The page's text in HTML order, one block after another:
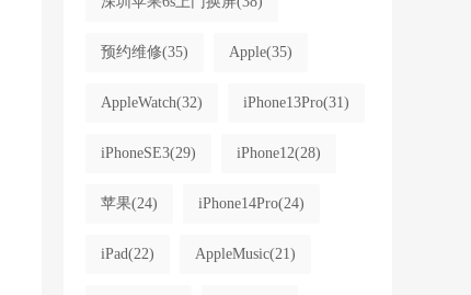
预约维修(35) Apple(35)
AppleWatch(32) iPhone13Pro(31)
iPhoneSE3(29) iPhone12(28)
苹果(24) iPhone14Pro(24)
iPad(22) AppleMusic(21)